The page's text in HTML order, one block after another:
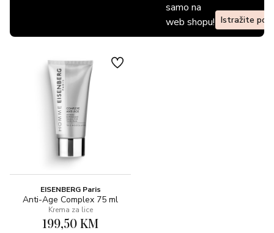
samo na
web shopu! Istražite
EISENBERG Paris
Anti-Age Complex 75 ml
Krema za lice
199,50 KM